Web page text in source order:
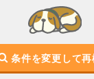
条件を変更して